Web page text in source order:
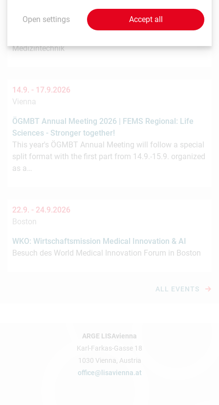
WKO: Medical Fair Asia 2026 / Medical Manufacturing
Asia 2026
Medizintechnik
14.9. - 17.9.2026
Vienna
ÖGMBT Annual Meeting 2026 | FEMS Regional: Life
Sciences - Stronger together!
This year's ÖGMBT Annual Meeting will follow a special
split format with the first part from 14.9.-15.9. organized
as a…
22.9. - 24.9.2026
Boston
WKO: Wirtschaftsmission Medical Innovation & AI
Besuch des World Medical Innovation Forum in Boston
ALL EVENTS
ARGE LISAvienna
Karl-Farkas-Gasse 18
1030 Vienna, Austria
office@lisavienna.at
Open settings Accept all